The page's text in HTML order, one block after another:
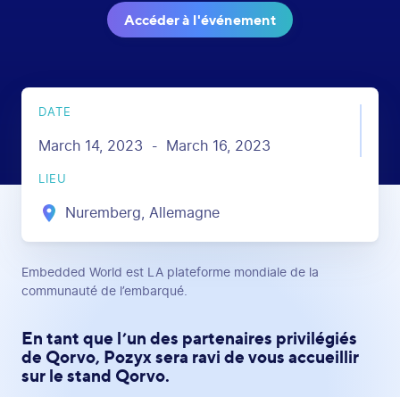
Accéder à l'événement
DATE
March 14, 2023 - March 16, 2023
LIEU
Nuremberg, Allemagne
Embedded World est LA plateforme mondiale de la
communauté de l’embarqué.
En tant que l’un des partenaires privilégiés
de Qorvo, Pozyx sera ravi de vous accueillir
sur le stand Qorvo.